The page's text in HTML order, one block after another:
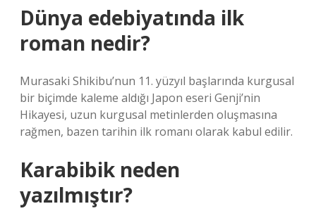
Dünya edebiyatında ilk
roman nedir?
Murasaki Shikibu’nun 11. yüzyıl başlarında kurgusal
bir biçimde kaleme aldığı Japon eseri Genji’nin
Hikayesi, uzun kurgusal metinlerden oluşmasına
rağmen, bazen tarihin ilk romanı olarak kabul edilir.
Karabibik neden
yazılmıştır?